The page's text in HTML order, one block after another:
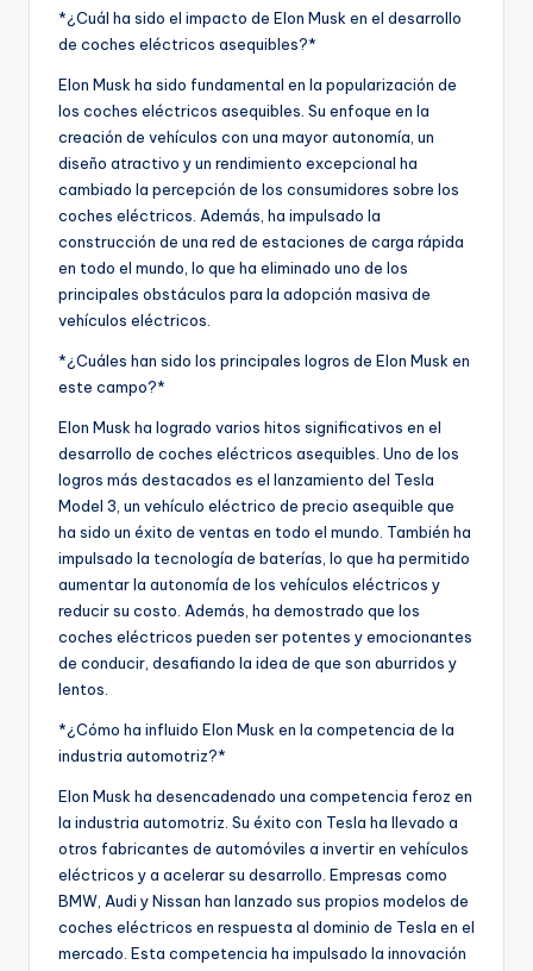
*¿Cuál ha sido el impacto de Elon Musk en el desarrollo
de coches eléctricos asequibles?*
Elon Musk ha sido fundamental en la popularización de
los coches eléctricos asequibles. Su enfoque en la
creación de vehículos con una mayor autonomía, un
diseño atractivo y un rendimiento excepcional ha
cambiado la percepción de los consumidores sobre los
coches eléctricos. Además, ha impulsado la
construcción de una red de estaciones de carga rápida
en todo el mundo, lo que ha eliminado uno de los
principales obstáculos para la adopción masiva de
vehículos eléctricos.
*¿Cuáles han sido los principales logros de Elon Musk en
este campo?*
Elon Musk ha logrado varios hitos significativos en el
desarrollo de coches eléctricos asequibles. Uno de los
logros más destacados es el lanzamiento del Tesla
Model 3, un vehículo eléctrico de precio asequible que
ha sido un éxito de ventas en todo el mundo. También ha
impulsado la tecnología de baterías, lo que ha permitido
aumentar la autonomía de los vehículos eléctricos y
reducir su costo. Además, ha demostrado que los
coches eléctricos pueden ser potentes y emocionantes
de conducir, desafiando la idea de que son aburridos y
lentos.
*¿Cómo ha influido Elon Musk en la competencia de la
industria automotriz?*
Elon Musk ha desencadenado una competencia feroz en
la industria automotriz. Su éxito con Tesla ha llevado a
otros fabricantes de automóviles a invertir en vehículos
eléctricos y a acelerar su desarrollo. Empresas como
BMW, Audi y Nissan han lanzado sus propios modelos de
coches eléctricos en respuesta al dominio de Tesla en el
mercado. Esta competencia ha impulsado la innovación